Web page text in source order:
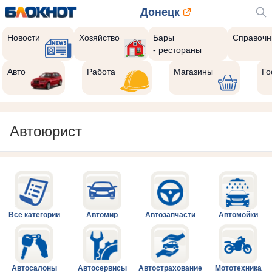
Донецк
Новости Хозяйство
Бары
- рестораны
Авто Работа Магазины
Автоюрист
Все категории Автомир Автозапчасти Автомойки
Автосалоны Автосервисы Автострахование Мототехника